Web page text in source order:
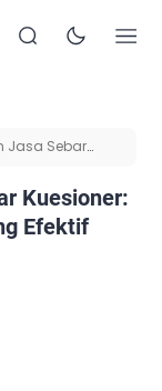
Jasa Sebar
Kuesioner:
Efektif